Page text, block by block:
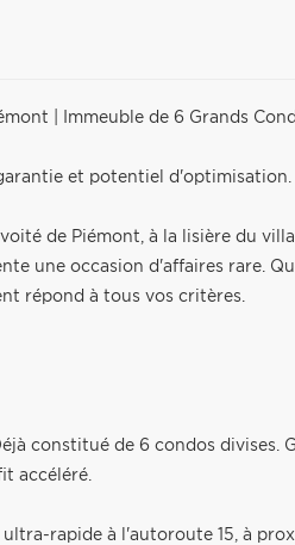
| Immeuble de 6 Grands
et potentiel d'optimisation.
de Piémont, à la lisière du
une occasion d'affaires rare.
répond à tous vos critères.
constitué de 6 condos divises.
accéléré.
rapide à l'autoroute 15, à